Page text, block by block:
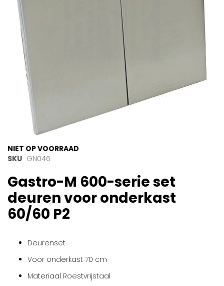
gallerij
Ga
naar
begin
van
de
afbeeldingen-
gallerij
NIET OP VOORRAAD
SKU GN046
Gastro-M 600-serie set
deuren voor onderkast
60/60 P2
Deurenset
Voor onderkast 70 cm
Materiaal Roestvrijstaal